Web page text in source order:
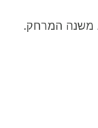
המרחק.